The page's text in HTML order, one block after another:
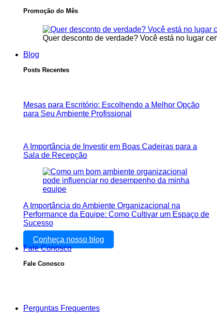
Promoção do Mês
Quer desconto de verdade? Você está no lugar
Blog
Posts Recentes
Mesas para Escritório: Escolhendo a Melhor Opção
para Seu Ambiente Profissional
A Importância de Investir em Boas Cadeiras para a
Sala de Recepção
A Importância do Ambiente Organizacional na
Performance da Equipe: Como Cultivar um Espaço de
Sucesso
Conheça nosso blog
Fale Conosco
Fale Conosco
Perguntas Frequentes